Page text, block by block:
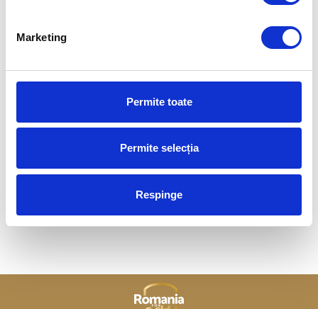
Marketing
Permite toate
Permite selecția
Respinge
Ovidiu Ionescu